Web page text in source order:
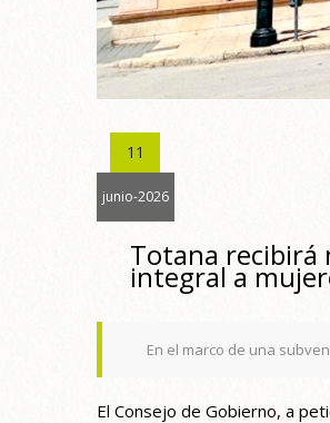
11
junio-2026
Totana recibirá
integral a
En el marco de una
El Consejo de Gobierno, a